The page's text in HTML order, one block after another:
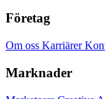
Företag
Om oss Karriärer
Marknader